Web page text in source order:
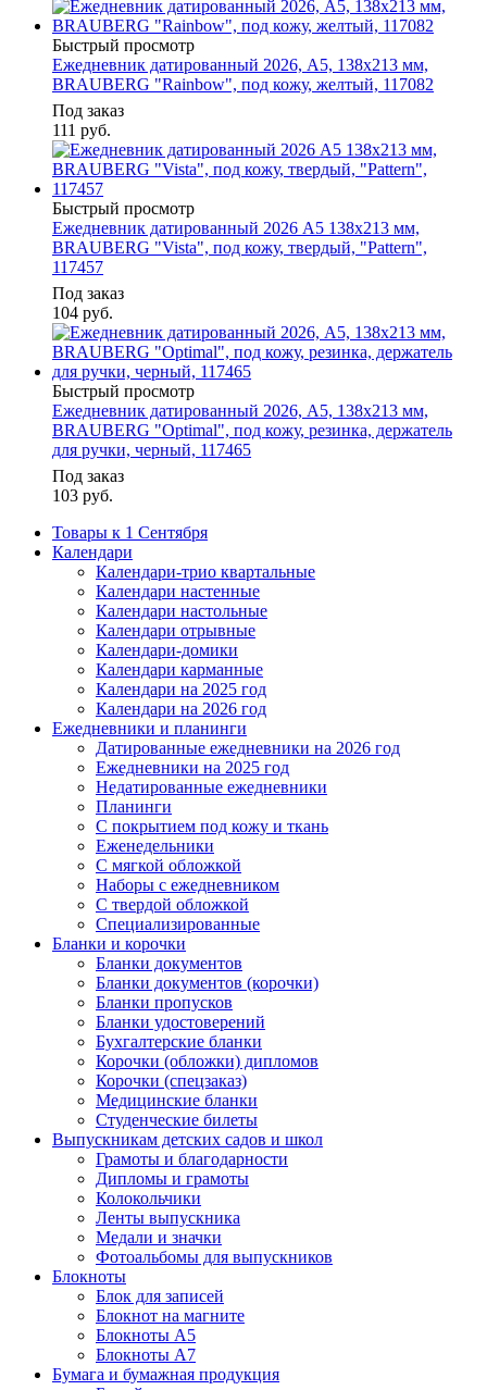
Быстрый просмотр
Ежедневник датированный 2026, А5, 138x213 мм,
BRAUBERG "Rainbow", под кожу, желтый, 117082
Под заказ
111 руб.
Быстрый просмотр
Ежедневник датированный 2026 А5 138x213 мм,
BRAUBERG "Vista", под кожу, твердый, "Pattern",
117457
Под заказ
104 руб.
Быстрый просмотр
Ежедневник датированный 2026, А5, 138x213 мм,
BRAUBERG "Optimal", под кожу, резинка, держатель
для ручки, черный, 117465
Под заказ
103 руб.
Товары к 1 Сентября
Календари
Календари-трио квартальные
Календари настенные
Календари настольные
Календари отрывные
Календари-домики
Календари карманные
Календари на 2025 год
Календари на 2026 год
Ежедневники и планинги
Датированные ежедневники на 2026 год
Ежедневники на 2025 год
Недатированные ежедневники
Планинги
С покрытием под кожу и ткань
Еженедельники
С мягкой обложкой
Наборы с ежедневником
С твердой обложкой
Специализированные
Бланки и корочки
Бланки документов
Бланки документов (корочки)
Бланки пропусков
Бланки удостоверений
Бухгалтерские бланки
Корочки (обложки) дипломов
Корочки (спецзаказ)
Медицинские бланки
Студенческие билеты
Выпускникам детских садов и школ
Грамоты и благодарности
Дипломы и грамоты
Колокольчики
Ленты выпускника
Медали и значки
Фотоальбомы для выпускников
Блокноты
Блок для записей
Блокнот на магните
Блокноты А5
Блокноты А7
Бумага и бумажная продукция